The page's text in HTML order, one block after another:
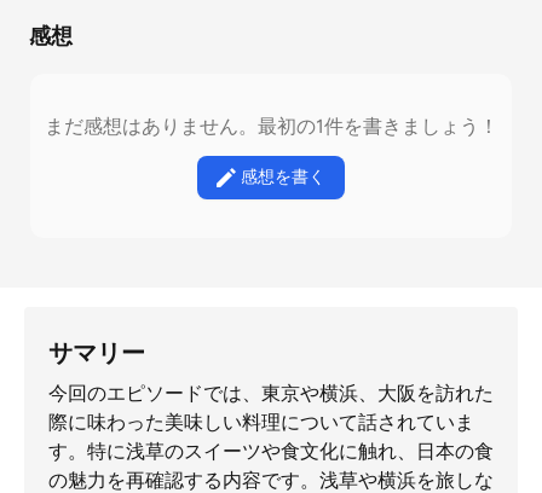
感想
まだ感想はありません。最初の1件を書きましょう！
感想を書く
サマリー
今回のエピソードでは、東京や横浜、大阪を訪れた
際に味わった美味しい料理について話されていま
す。特に浅草のスイーツや食文化に触れ、日本の食
の魅力を再確認する内容です。浅草や横浜を旅しな